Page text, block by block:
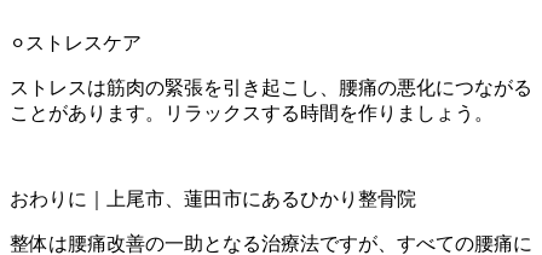
⚪︎ストレスケア
ストレスは筋肉の緊張を引き起こし、腰痛の悪化につながる
ことがあります。リラックスする時間を作りましょう。
おわりに｜上尾市、蓮田市にあるひかり整骨院
整体は腰痛改善の一助となる治療法ですが、すべての腰痛に